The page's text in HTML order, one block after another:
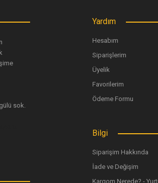
Gönder
sok.
Yardım
Hesabım
Siparişlerim
Üyelik
Favorilerim
Ödeme Formu
Bilgi
Siparişim Hakkında
İade ve Değişim
Kargom Nerede? -